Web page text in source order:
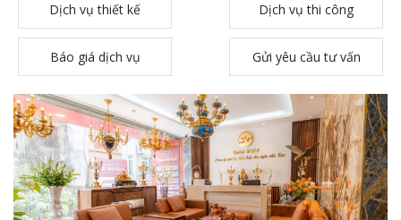
Dịch vụ thiết kế Dịch vụ thi công
Báo giá dịch vụ Gửi yêu cầu tư vấn